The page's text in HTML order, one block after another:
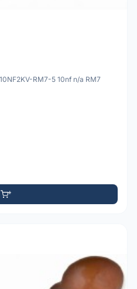
RM7-5 10nf n/a RM7